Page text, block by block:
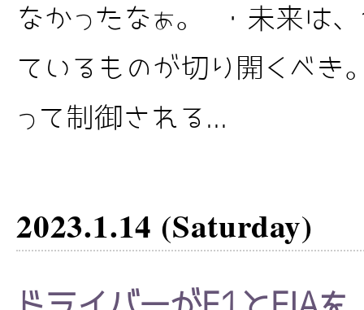
なかったなぁ。 ・未来は
ているものが切り開くべ
って制御される...
2023.1.14 (Saturday)